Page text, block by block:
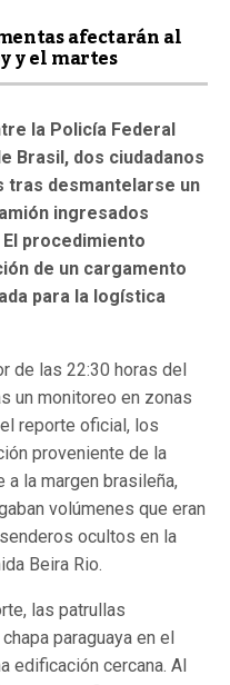
afectarán al
y el martes
la Policía Federal
Brasil, dos ciudadanos
tras desmantelarse un
ingresados
procedimiento
de un cargamento
para la logística
de las 22:30 horas del
un monitoreo en zonas
reporte oficial, los
proveniente de la
a la margen brasileña,
volúmenes que eran
ocultos en la
Beira Rio.
las patrullas
paraguaya en el
edificación cercana. Al